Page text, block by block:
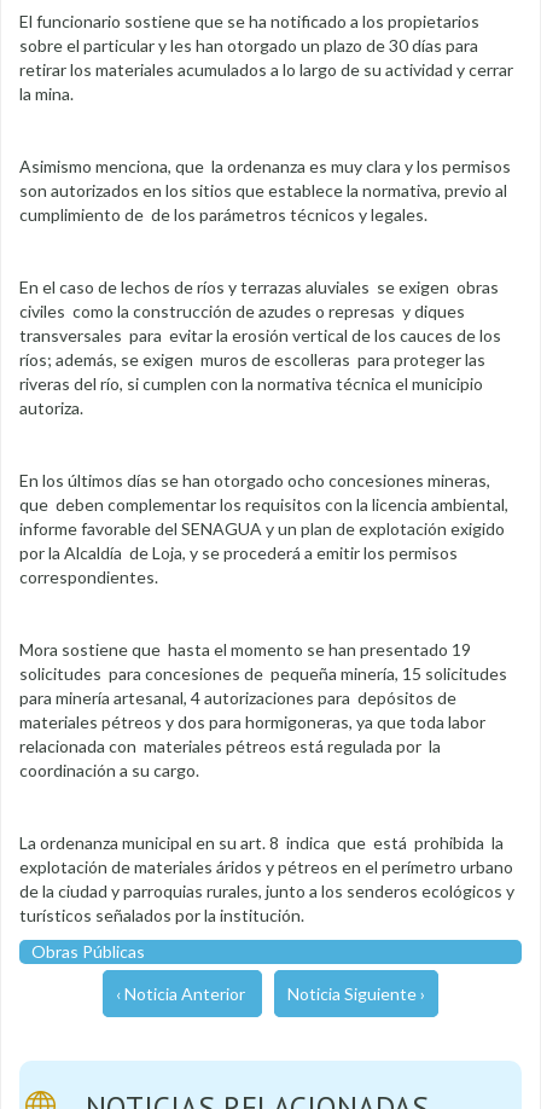
El funcionario sostiene que se ha notificado a los propietarios
sobre el particular y les han otorgado un plazo de 30 días para
retirar los materiales acumulados a lo largo de su actividad y cerrar
la mina.
Asimismo menciona, que la ordenanza es muy clara y los permisos
son autorizados en los sitios que establece la normativa, previo al
cumplimiento de de los parámetros técnicos y legales.
En el caso de lechos de ríos y terrazas aluviales se exigen obras
civiles como la construcción de azudes o represas y diques
transversales para evitar la erosión vertical de los cauces de los
ríos; además, se exigen muros de escolleras para proteger las
riveras del río, si cumplen con la normativa técnica el municipio
autoriza.
En los últimos días se han otorgado ocho concesiones mineras,
que deben complementar los requisitos con la licencia ambiental,
informe favorable del SENAGUA y un plan de explotación exigido
por la Alcaldía de Loja, y se procederá a emitir los permisos
correspondientes.
Mora sostiene que hasta el momento se han presentado 19
solicitudes para concesiones de pequeña minería, 15 solicitudes
para minería artesanal, 4 autorizaciones para depósitos de
materiales pétreos y dos para hormigoneras, ya que toda labor
relacionada con materiales pétreos está regulada por la
coordinación a su cargo.
La ordenanza municipal en su art. 8 indica que está prohibida la
explotación de materiales áridos y pétreos en el perímetro urbano
de la ciudad y parroquias rurales, junto a los senderos ecológicos y
turísticos señalados por la institución.
Obras Públicas
‹ Noticia Anterior Noticia Siguiente ›